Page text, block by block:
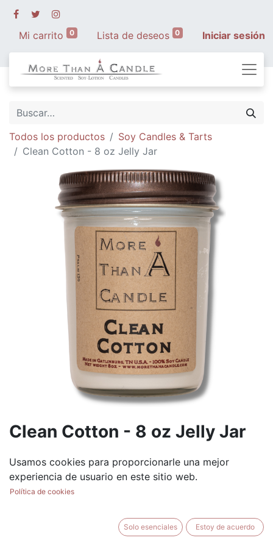
Mi carrito 0 Lista de deseos 0 Iniciar sesión
Todos los productos
Soy Candles & Tarts
Clean Cotton - 8 oz Jelly Jar
Clean Cotton - 8 oz Jelly Jar
$8.99
AÑADIR AL CARRITO BUY NOW
Usamos cookies para proporcionarle una mejor
experiencia de usuario en este sitio web.
Política de cookies
Solo esenciales Estoy de acuerdo